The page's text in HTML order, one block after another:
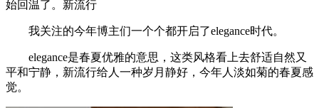
始回温了。新流行
我关注的今年博主们一个个都开启了elegance时代。
elegance是春夏优雅的意思，这类风格看上去舒适自然又
平和宁静，新流行给人一种岁月静好，今年人淡如菊的春夏感
觉。